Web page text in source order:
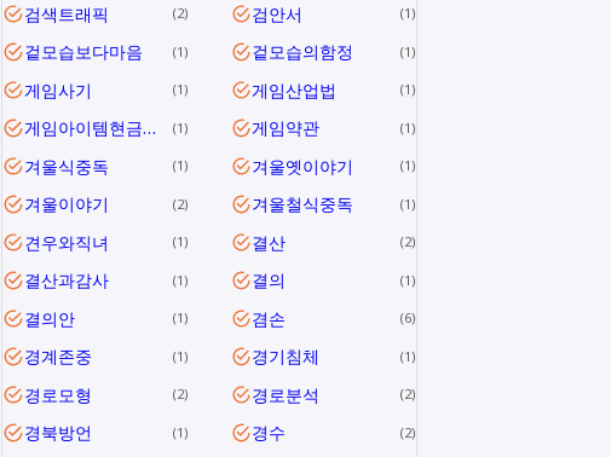
검색트래픽 2 검안서 1
겉모습보다마음 1 겉모습의함정 1
게임사기 1 게임산업법 1
게임아이템현금거래 1 게임약관 1
겨울식중독 1 겨울옛이야기 1
겨울이야기 2 겨울철식중독 1
견우와직녀 1 결산 2
결산과감사 1 결의 1
결의안 1 겸손 6
경계존중 1 경기침체 1
경로모형 2 경로분석 2
경북방언 1 경수 2